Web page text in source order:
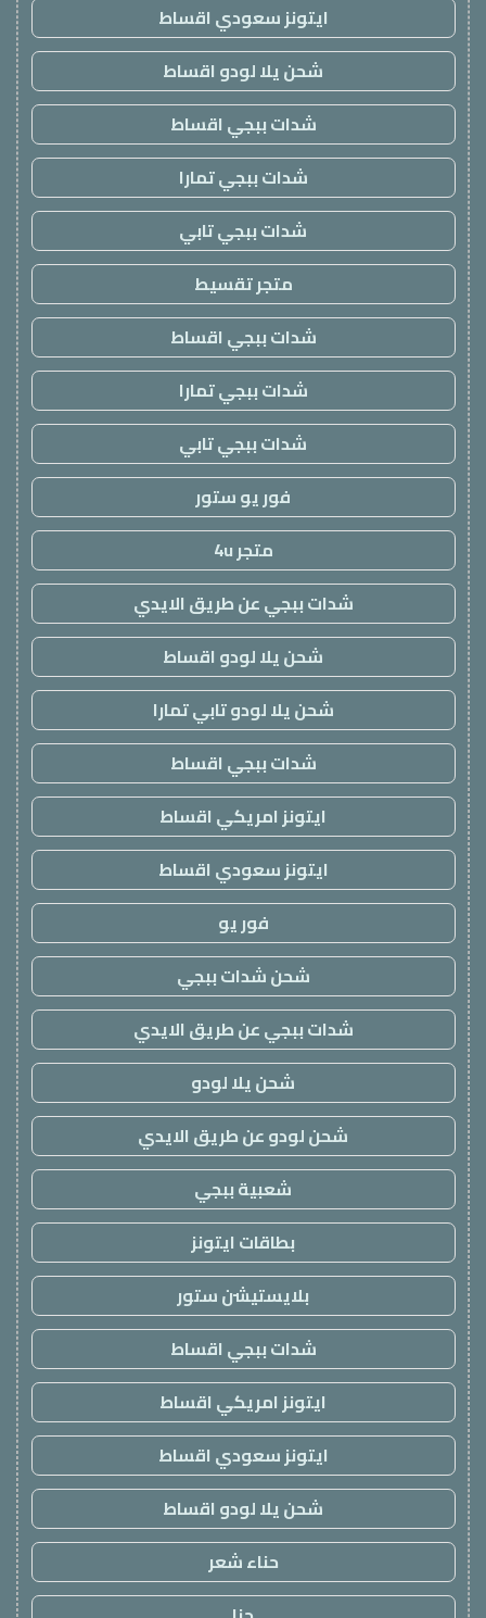
ايتونز سعودي اقساط
شحن يلا لودو اقساط
شدات ببجي اقساط
شدات ببجي تمارا
شدات ببجي تابي
متجر تقسيط
شدات ببجي اقساط
شدات ببجي تمارا
شدات ببجي تابي
فور يو ستور
متجر 4u
شدات ببجي عن طريق الايدي
شحن يلا لودو اقساط
شحن يلا لودو تابي تمارا
شدات ببجي اقساط
ايتونز امريكي اقساط
ايتونز سعودي اقساط
فور يو
شحن شدات ببجي
شدات ببجي عن طريق الايدي
شحن يلا لودو
شحن لودو عن طريق الايدي
شعبية ببجي
بطاقات ايتونز
بلايستيشن ستور
شدات ببجي اقساط
ايتونز امريكي اقساط
ايتونز سعودي اقساط
شحن يلا لودو اقساط
حناء شعر